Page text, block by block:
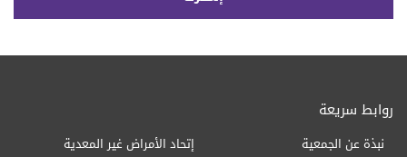
روابط سريعة
نبذة عن الجمعية
إتحاد الأمراض غير المعدية